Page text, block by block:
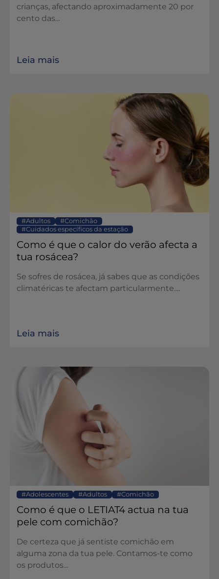
crianças, afectando aproximadamente 20 por
cento das...
Leia mais
Adultos
Comichão
Cuidados específicos da estação
Como é que o calor do verão afecta a
tua rosácea?
Se sofres de rosácea, já sabes que as condições
climatéricas te afectam particularmente....
Leia mais
Adolescentes Adultos Comichão
Como é que o LETIAT4 actua na tua
pele com comichão?
De certeza que já sentiste comichão em
alguma zona da tua pele. Contamos-te como
os produtos...